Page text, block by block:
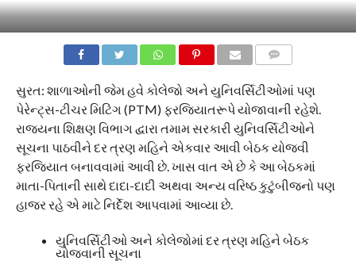
સુરત: શાળાઓની જેમ હવે કોલેજો અને યુનિવર્સિટીઓમાં પણ
પેરેન્ટ્સ-ટીચર મિટિંગ (PTM) ફરજિયાતરૂપે યોજાવાની રહેશે.
રાજ્યના શિક્ષણ વિભાગ દ્વારા તમામ સરકારી યુનિવર્સિટીઓને
સૂચના પાઠવીને દર ત્રણ મહિને એકવાર આવી બેઠક યોજવી
ફરજિયાત બનાવવામાં આવી છે. ખાસ વાત એ છે કે આ બેઠકમાં
માતા-પિતાની સાથે દાદા-દાદી અથવા અન્ય વરિષ્ઠ કુટુંબીજનો પણ
હાજર રહે એ માટે નિર્દેશ આપવામાં આવ્યા છે.
યુનિવર્સિટીઓ અને કોલેજોમાં દર ત્રણ મહિને બેઠક
યોજવાની સૂચના